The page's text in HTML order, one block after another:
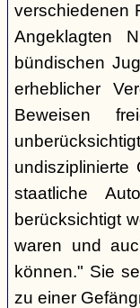
verschiedenen
Angeklagten
bündischen
erheblicher
Beweisen
staatliche
berücksichtigt
waren und
können." Sie
zu einer